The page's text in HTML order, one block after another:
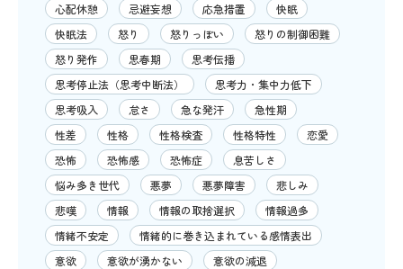
心配休憩
忌避妄想 応急措置
快眠
快眠法
怒り 怒りっぽい
怒りの制御困難
怒り発作
思春期
思考伝播
思考停止法（思考中断法）
思考力・集中力低下
思考吸入
怠さ 急な発汗
急性期
性差
性格 性格検査 性格特性
恋愛
恐怖
恐怖感 恐怖症
息苦しさ
悩み多き世代
悪夢 悪夢障害
悲しみ
悲嘆
情報 情報の取捨選択
情報過多
情緒不安定
情緒的に巻き込まれている感情表出
意欲
意欲が湧かない
意欲の減退